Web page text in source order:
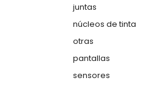
juntas
núcleos de tinta
otras
pantallas
sensores